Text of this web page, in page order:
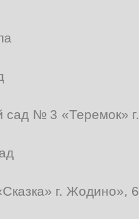
сад № 3 «Теремок» г.
г. Жодино», 6